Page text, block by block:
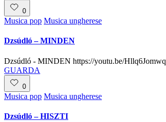
0
Posted
Musica pop Musica ungherese
Dzsúdló – MINDEN
Dzsúdló - MINDEN https://youtu.be/
GUARDA
0
Posted
Musica pop Musica ungherese
Dzsúdló – HISZTI